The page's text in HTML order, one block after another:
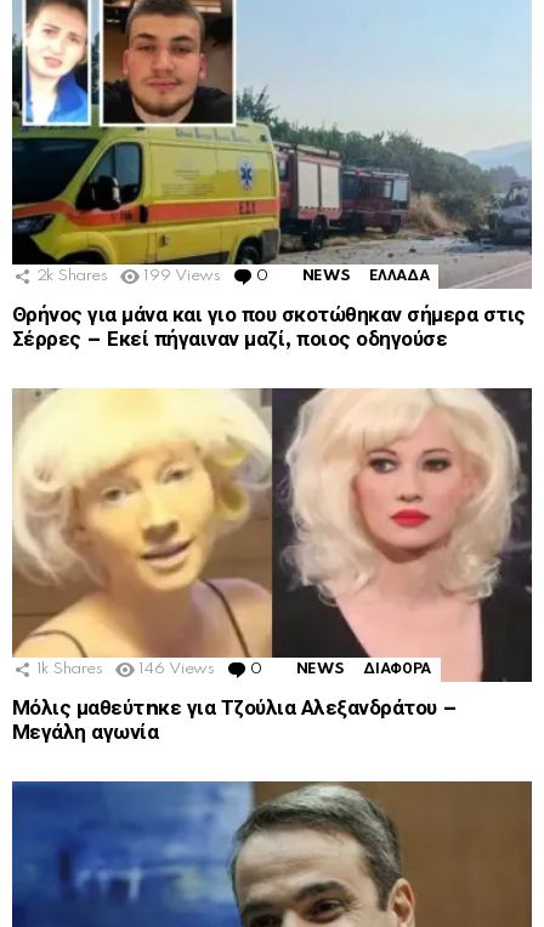
2k Shares 199 Views 0 Comments
NEWS ΕΛΛΑΔΑ
Θρήνος για μάνα και γιο που σκοτώθηκαν σήμερα στις
Σέρρες – Εκεί πήγαιναν μαζί, ποιος οδηγούσε
1k Shares 146 Views 0 Comments
NEWS ΔΙΑΦΟΡΑ
Μόλις μαθεύτnκε για Τζούλια Αλεξανδράτου –
Μεγάλη αγωνία